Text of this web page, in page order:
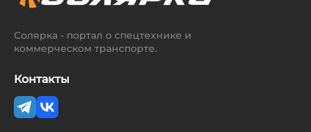
Солярка - портал о спецтехнике и
коммерческом транспорте.
Контакты